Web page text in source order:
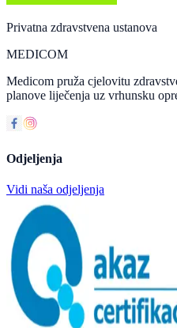
Privatna zdravstvena ustanova
MEDICOM
Medicom pruža cjelovitu
planove liječenja uz vrhunsku
Odjeljenja
Vidi naša odjeljenja